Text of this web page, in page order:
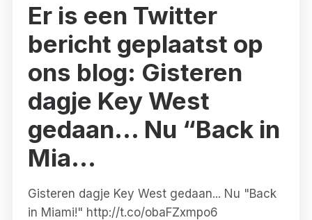
Er is een Twitter
bericht geplaatst op
ons blog: Gisteren
dagje Key West
gedaan… Nu “Back in
Mia…
Gisteren dagje Key West gedaan... Nu "Back
in Miami!" http://t.co/obaFZxmpo6